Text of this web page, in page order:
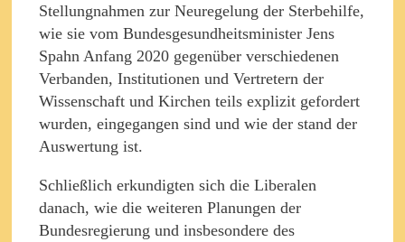
Stellungnahmen zur Neuregelung der Sterbehilfe,
wie sie vom Bundesgesundheitsminister Jens
Spahn Anfang 2020 gegenüber verschiedenen
Verbanden, Institutionen und Vertretern der
Wissenschaft und Kirchen teils explizit gefordert
wurden, eingegangen sind und wie der stand der
Auswertung ist.
Schließlich erkundigten sich die Liberalen
danach, wie die weiteren Planungen der
Bundesregierung und insbesondere des